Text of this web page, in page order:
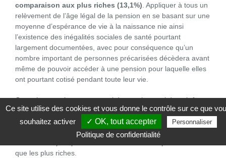
comparaison aux plus riches (13,1%). Appliquer à tous un
relèvement de l’âge légal de la pension en se basant sur une
moyenne d’espérance de vie à la naissance nie ainsi
l’existence des inégalités sociales de santé pourtant
largement documentées, avec pour conséquence qu’un
nombre important de personnes précarisées décèdera avant
même de pouvoir accéder à une pension pour laquelle elles
ont pourtant cotisé pendant toute leur vie.
On estime que le montant total de pensions qui devrait être
perçu par les personnes les plus précarisées s’élève à plus
de 7 milliards d’euros si les inégalités sociales d’espérance
de vie étaient supprimées, c’est-à-dire si l’ensemble des
que les plus riches.
Ce site utilise des cookies et vous donne le contrôle sur ce que
souhaitez activer
✓ OK, tout accepter Personnaliser
Politique de confidentialité